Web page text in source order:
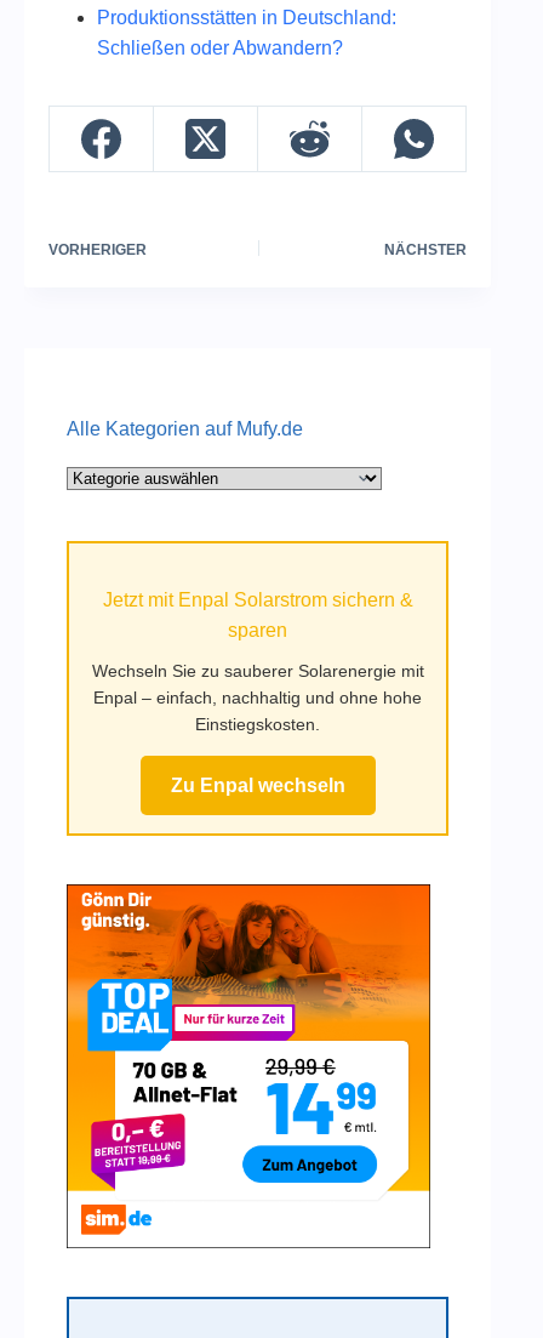
Produktionsstätten in Deutschland:
Schließen oder Abwandern?
VORHERIGER NÄCHSTER
Alle Kategorien auf Mufy.de
Alle
Jetzt mit Enpal Solarstrom sichern &
sparen
Wechseln Sie zu sauberer Solarenergie mit
Enpal – einfach, nachhaltig und ohne hohe
Einstiegskosten.
Zu Enpal wechseln